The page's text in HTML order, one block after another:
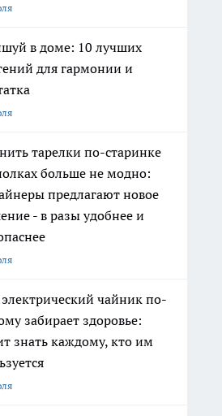
в доме: 10 лучших
для гармонии и
тарелки по-старинке
больше не модно:
предлагают новое
- в разы удобнее и
чайник по-
забирает здоровье:
знать каждому, кто им